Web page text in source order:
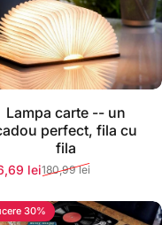
Stoc momentan epuizat
Lampa carte -- un
perfect, fila cu
fila
redus
lei
normal180,99 lei
30%